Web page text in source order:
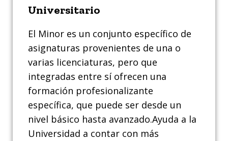
Universitario
El Minor es un conjunto específico de
asignaturas provenientes de una o
varias licenciaturas, pero que
integradas entre sí ofrecen una
formación profesionalizante
específica, que puede ser desde un
nivel básico hasta avanzado.Ayuda a la
Universidad a contar con más